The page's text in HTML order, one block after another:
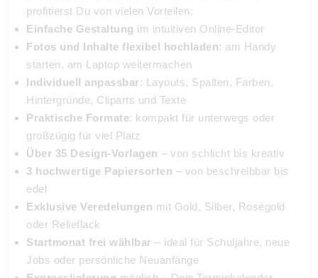
profitierst Du von vielen Vorteilen:
Einfache Gestaltung im intuitiven Online-Editor
Fotos und Inhalte flexibel hochladen: am Handy
starten, am Laptop weitermachen
Individuell anpassbar: Layouts, Spalten, Farben,
Hintergründe, Cliparts und Texte
Praktische Formate: kompakt für unterwegs oder
großzügig für viel Platz
Über 35 Design-Vorlagen – von schlicht bis kreativ
3 hochwertige Papiersorten – von beschreibbar bis
edel
Exklusive Veredelungen mit Gold, Silber, Roségold
oder Relieflack
Startmonat frei wählbar – ideal für Schuljahre, neue
Jobs oder persönliche Neuanfänge